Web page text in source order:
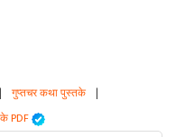
| गुप्तचर कथा पुस्तके |
PDF